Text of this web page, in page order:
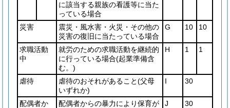
に該当する親族の看護等に当た
っている場合
災害
震災・風水害・火災・その他の
災害の復旧に当たっている場合
G 10 10
求職活動
中
就労のための求職活動を継続的
に行っている場合(起業準備含
む。)
H 1 1
虐待 虐待のおそれがあること(父母
いずれか)
I 30
配偶者か
配偶者からの暴力により保育が
J 30